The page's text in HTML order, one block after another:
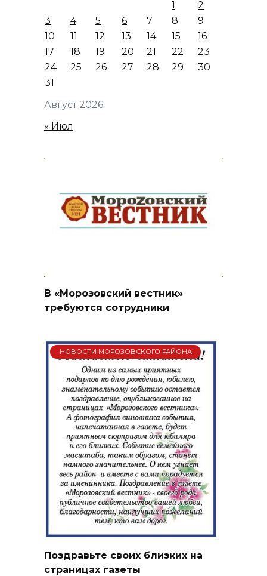
Август 2026
1
2
3
4 5 6 7 8
9
10
11 12 13 14 15
16
17
18 19 20 21 22
23
24
25 26 27 28 29
30
31
« Июл
В «Морозовский вестник»
требуются сотрудники
НОВОСТИ МОРОЗОВСКОГО РАЙОНА
Поздравьте своих близких на
страницах газеты